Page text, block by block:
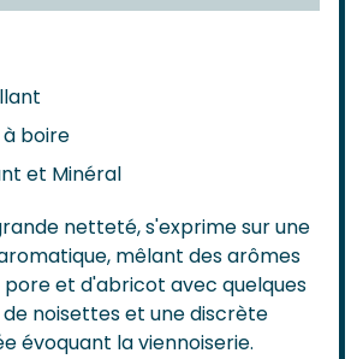
boire
et Minéral
netteté, s'exprime sur une
mêlant des arômes
pore et d'abricot avec quelques
noisettes et une discrète
évoquant la viennoiserie.